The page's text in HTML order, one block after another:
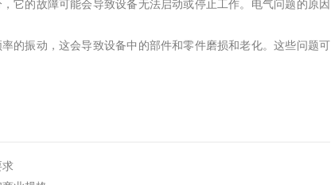
它的故障可能会导致设备无法启动或停止工作。电气问题的原因
的振动，这会导致设备中的部件和零件磨损和老化。这些问题可
求